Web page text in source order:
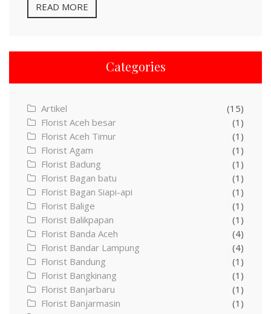
READ MORE
Categories
Artikel
(15)
Florist Aceh besar
(1)
Florist Aceh Timur
(1)
Florist Agam
(1)
Florist Badung
(1)
Florist Bagan batu
(1)
Florist Bagan Siapi-api
(1)
Florist Balige
(1)
Florist Balikpapan
(1)
Florist Banda Aceh
(4)
Florist Bandar Lampung
(4)
Florist Bandung
(1)
Florist Bangkinang
(1)
Florist Banjarbaru
(1)
Florist Banjarmasin
(1)